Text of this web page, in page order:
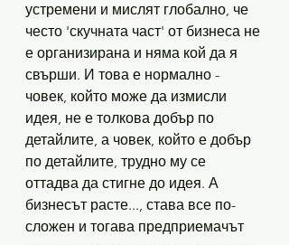
устремени и мислят глобално, че
често 'скучната част' от бизнеса не
е организирана и няма кой да я
свърши. И това е нормално -
човек, който може да измисли
идея, не е толкова добър по
детайлите, а човек, който е добър
по детайлите, трудно му се
оттадва да стигне до идея. А
бизнесът расте..., става все по-
сложен и тогава предприемачът